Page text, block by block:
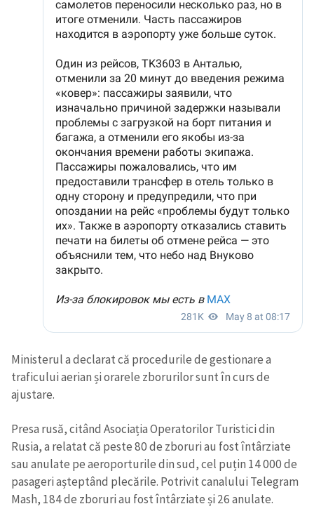
Despre ZdG
in English
Ministerul a declarat că procedurile de gestionare a
traficului aerian și orarele zborurilor sunt în curs de
ajustare.
Presa rusă, citând Asociația Operatorilor Turistici din
Rusia, a relatat că peste 80 de zboruri au fost întârziate
sau anulate pe aeroporturile din sud, cel puțin 14 000 de
pasageri așteptând plecările. Potrivit canalului Telegram
Mash, 184 de zboruri au fost întârziate și 26 anulate.